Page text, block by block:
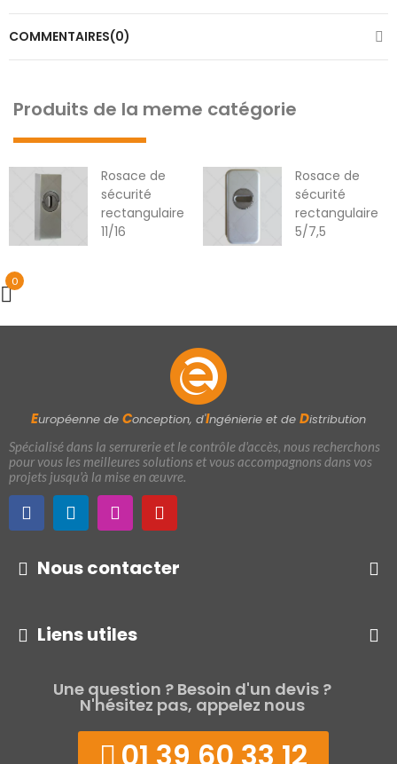
COMMENTAIRES(0)
Produits de la meme catégorie
Rosace de
sécurité
rectangulaire
11/16
Rosace de
sécurité
rectangulaire
5/7,5
0
Européenne de Conception, d'Ingénierie et de Distribution
Spécialisé dans la serrurerie et le contrôle d'accès, nous recherchons
pour vous les meilleures solutions et vous accompagnons dans vos
projets jusqu'à la mise en œuvre.
Nous contacter
Liens utiles
Une question ? Besoin d'un devis ?
N'hésitez pas, appelez nous
01 39 60 33 12